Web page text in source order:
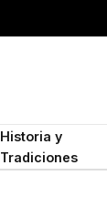
Historia y
Tradiciones